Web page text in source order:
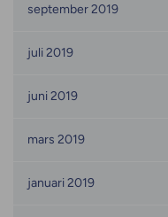
september 2019
juli 2019
juni 2019
mars 2019
januari 2019